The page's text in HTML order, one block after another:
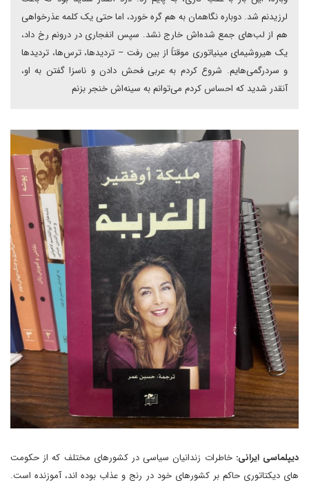
لرزیدنم شد. دوباره نگاهمان به هم گره خورد، اما حتی یک کلمه عذرخواهی
هم از لب‌های جمع شده‌اش خارج نشد. سپس انفجاری در درونم رخ داد،
یک هیروشیمای مینیاتوری موقتاً از بین رفت – تردیدها، ترس‌ها، تردیدها
و سردرگمی‌هایم. شروع کردم به عربی فحش دادن و ناسزا گفتن به او،
آنقدر شدید که احساس کردم می‌توانم به سینه‌اش خنجر بزنم
دیپلماسی ایرانی:خاطرات زندانیان سیاسی در کشورهای مختلف که از حکومت
های دیکتاتوری حاکم بر کشورهای خود در رنج و عذاب بوده اند، آموزنده است.